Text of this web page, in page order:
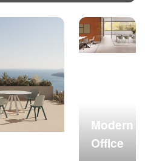
Modern
Office